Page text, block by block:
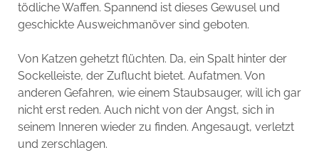
tödliche Waffen. Spannend ist dieses Gewusel und
geschickte Ausweichmanöver sind geboten.
Von Katzen gehetzt flüchten. Da, ein Spalt hinter der
Sockelleiste, der Zuflucht bietet. Aufatmen. Von
anderen Gefahren, wie einem Staubsauger, will ich gar
nicht erst reden. Auch nicht von der Angst, sich in
seinem Inneren wieder zu finden. Angesaugt, verletzt
und zerschlagen.